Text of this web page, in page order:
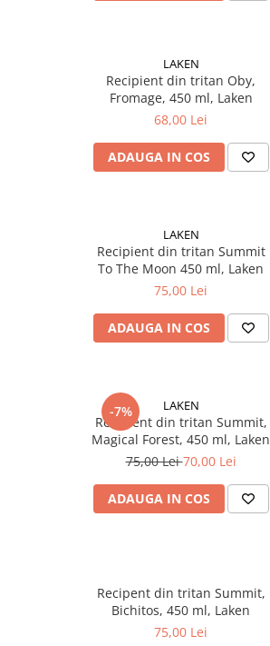
LAKEN
Recipient din tritan Oby,
Fromage, 450 ml, Laken
68,00 Lei
ADAUGA IN COS
LAKEN
Recipient din tritan Summit
To The Moon 450 ml, Laken
75,00 Lei
ADAUGA IN COS
-7% LAKEN
Recipient din tritan Summit,
Magical Forest, 450 ml, Laken
75,00 Lei70,00 Lei
ADAUGA IN COS
Recipent din tritan Summit,
Bichitos, 450 ml, Laken
75,00 Lei